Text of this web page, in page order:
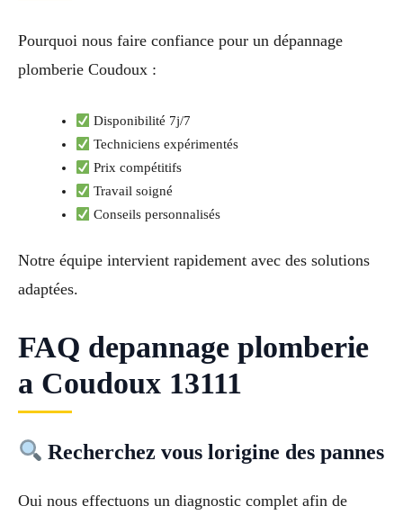
Pourquoi nous faire confiance pour un dépannage
plomberie Coudoux :
Disponibilité 7j/7
Techniciens expérimentés
Prix compétitifs
Travail soigné
Conseils personnalisés
Notre équipe intervient rapidement avec des solutions
adaptées.
FAQ depannage plomberie
a Coudoux 13111
Recherchez vous lorigine des pannes
Oui nous effectuons un diagnostic complet afin de